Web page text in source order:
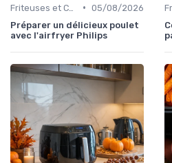
• 05/08/2026
Préparer un délicieux poulet
avec l'airfryer Philips